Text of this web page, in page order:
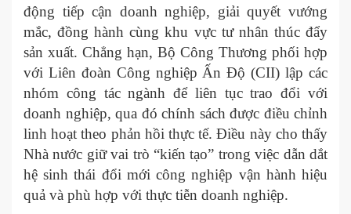
động tiếp cận doanh nghiệp, giải quyết vướng
mắc, đồng hành cùng khu vực tư nhân thúc đẩy
sản xuất. Chẳng hạn, Bộ Công Thương phối hợp
với Liên đoàn Công nghiệp Ấn Độ (CII) lập các
nhóm công tác ngành để liên tục trao đổi với
doanh nghiệp, qua đó chính sách được điều chỉnh
linh hoạt theo phản hồi thực tế. Điều này cho thấy
Nhà nước giữ vai trò “kiến tạo” trong việc dẫn dắt
hệ sinh thái đổi mới công nghiệp vận hành hiệu
quả và phù hợp với thực tiễn doanh nghiệp.